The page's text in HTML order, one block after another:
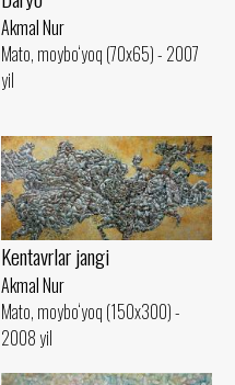
Akmal Nur
Mato, moybo‘yoq (70x65) - 2007
yil
Kentavrlar jangi
Akmal Nur
Mato, moybo‘yoq (150x300) -
2008 yil